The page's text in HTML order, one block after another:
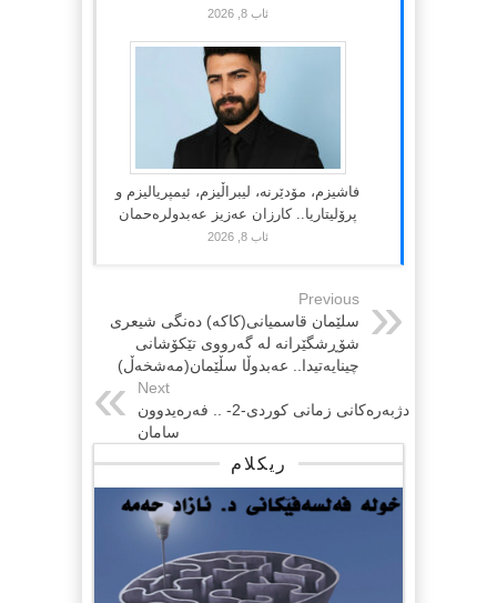
ئاب 8, 2026
فاشیزم، مۆدێرنە، لیبراڵیزم، ئیمپریالیزم و
پرۆلیتاریا.. کارزان عەزیز عەبدولرەحمان
ئاب 8, 2026
Previous
سلێمان قاسمیانی(کاکە) دەنگی شیعری
شۆڕشگێرانە لە گەرووی تێکۆشانی
چینایەتیدا.. عەبدوڵا سڵێمان(مەشخەڵ)
Next
دژبەرەکانی زمانی کوردی-2- .. فەرەیدوون
سامان
ریکلام